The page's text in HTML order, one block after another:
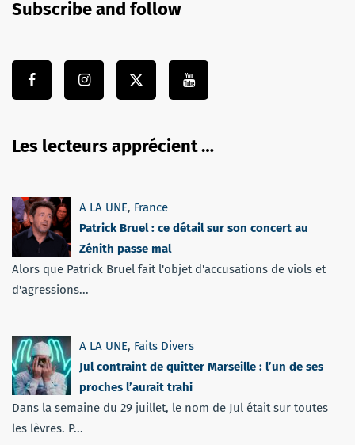
Subscribe and follow
Les lecteurs apprécient …
A LA UNE, France
Patrick Bruel : ce détail sur son concert au
Zénith passe mal
Alors que Patrick Bruel fait l'objet d'accusations de viols et
d'agressions...
A LA UNE, Faits Divers
Jul contraint de quitter Marseille : l’un de ses
proches l’aurait trahi
Dans la semaine du 29 juillet, le nom de Jul était sur toutes
les lèvres. P...